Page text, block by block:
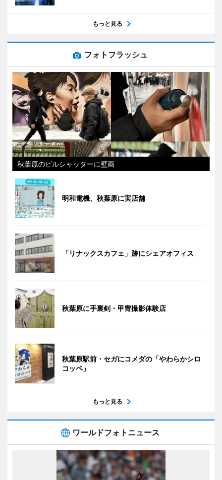
もっと見る
フォトフラッシュ
秋葉原のビルシャッターに壁画
明和電機、秋葉原に実店舗
「リナックスカフェ」跡にシェアオフィス
秋葉原に手裏剣・甲冑撮影体験店
秋葉原駅前・セガにコメダの「やわらかシロ
コッペ」
もっと見る
ワールドフォトニュース